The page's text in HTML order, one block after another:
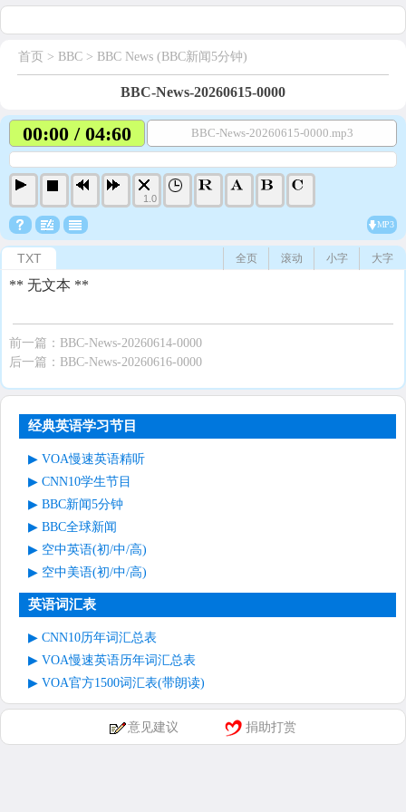
首页 > BBC > BBC News (BBC新闻5分钟)
BBC-News-20260615-0000
00:00 / 04:60 BBC-News-20260615-0000.mp3
1.0
MP3
TXT 大字
小字
滚动
全页
** 无文本 **
前一篇： BBC-News-20260614-0000
后一篇： BBC-News-20260616-0000
经典英语学习节目
VOA慢速英语精听
CNN10学生节目
BBC新闻5分钟
BBC全球新闻
空中英语(初/中/高)
空中美语(初/中/高)
英语词汇表
CNN10历年词汇总表
VOA慢速英语历年词汇总表
VOA官方1500词汇表(带朗读)
意见建议 捐助打赏